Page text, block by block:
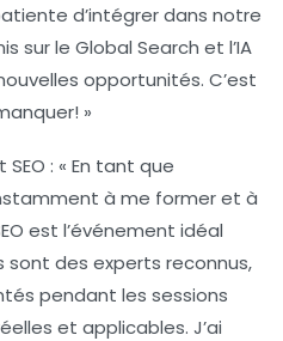
d’intégrer dans notre
sur le Global Search et l’IA
opportunités. C’est
»
: « En tant que
à me former et à
est l’événement idéal
sont des experts reconnus,
pendant les sessions
et applicables. J’ai